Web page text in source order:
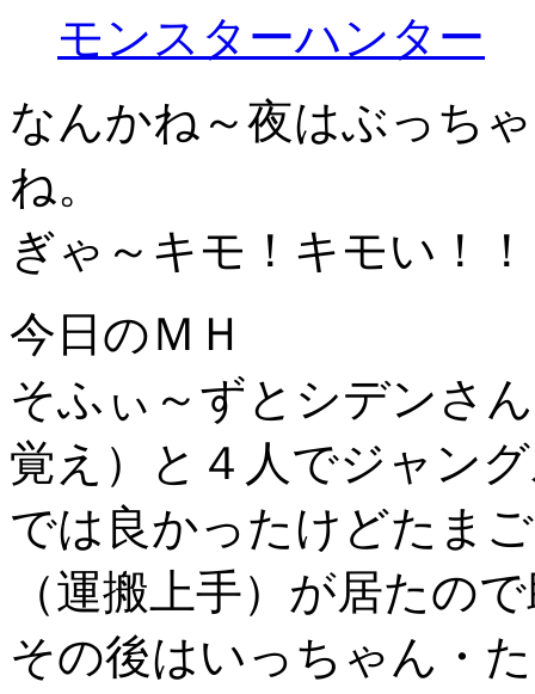
モンスターハンター
なんかね～夜はぶっち
ね。
ぎゃ～キモ！キモい！
今日のＭＨ
そふぃ～ずとシデンさ
覚え）と４人でジャン
では良かったけどたま
（運搬上手）が居たの
その後はいっちゃん・